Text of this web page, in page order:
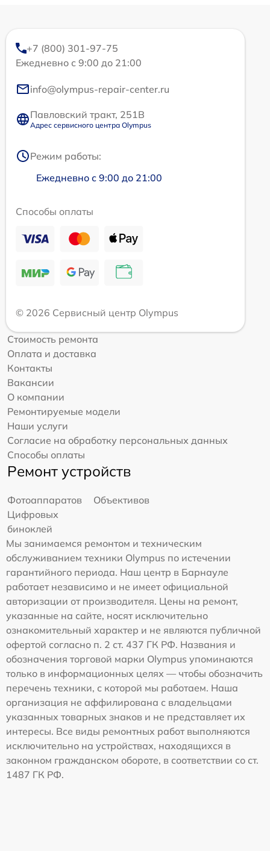
+7 (800) 301-97-75
Ежедневно с 9:00 до 21:00
info@olympus-repair-center.ru
Павловский тракт, 251В
Адрес сервисного центра Olympus
Режим работы:
Ежедневно с 9:00 до 21:00
Способы оплаты
© 2026 Сервисный центр Olympus
Стоимость ремонта
Оплата и доставка
Контакты
Вакансии
О компании
Ремонтируемые модели
Наши услуги
Согласие на обработку персональных данных
Способы оплаты
Ремонт устройств
Фотоаппаратов
Объективов
Цифровых
биноклей
Мы занимаемся ремонтом и техническим
обслуживанием техники Olympus по истечении
гарантийного периода. Наш центр в Барнауле
работает независимо и не имеет официальной
авторизации от производителя. Цены на ремонт,
указанные на сайте, носят исключительно
ознакомительный характер и не являются публичной
офертой согласно п. 2 ст. 437 ГК РФ. Названия и
обозначения торговой марки Olympus упоминаются
только в информационных целях — чтобы обозначить
перечень техники, с которой мы работаем. Наша
организация не аффилирована с владельцами
указанных товарных знаков и не представляет их
интересы. Все виды ремонтных работ выполняются
исключительно на устройствах, находящихся в
законном гражданском обороте, в соответствии со ст.
1487 ГК РФ.